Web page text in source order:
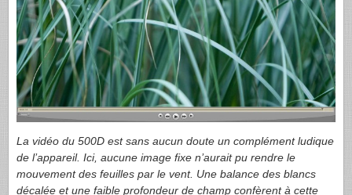
La vidéo du 500D est sans aucun doute un complément ludique
de l’appareil. Ici, aucune image fixe n’aurait pu rendre le
mouvement des feuilles par le vent. Une balance des blancs
décalée et une faible profondeur de champ confèrent à cette